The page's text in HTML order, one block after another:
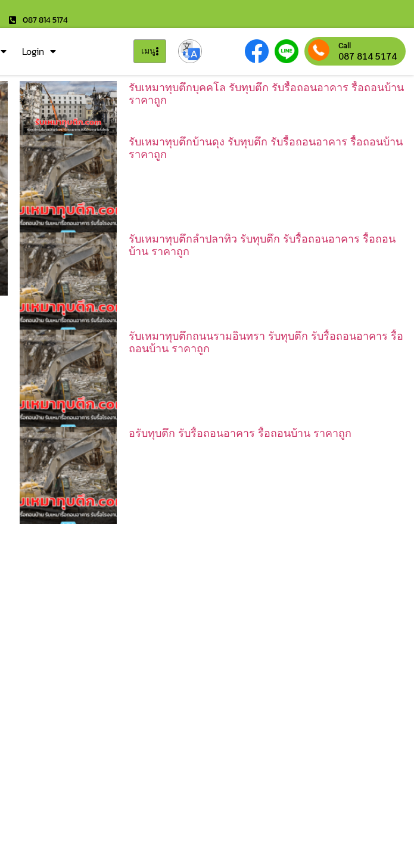
087 814 5174
Login เมนู Call
087 814 5174
รับเหมาทุบตึกบุคคโล รับทุบตึก รับรื้อถอนอาคาร รื้อถอนบ้าน
ราคาถูก
รับเหมาทุบตึกบ้านดุง รับทุบตึก รับรื้อถอนอาคาร รื้อถอนบ้าน
ราคาถูก
รับเหมาทุบตึกลำปลาทิว รับทุบตึก รับรื้อถอนอาคาร รื้อถอน
บ้าน ราคาถูก
รับเหมาทุบตึกถนนรามอินทรา รับทุบตึก รับรื้อถอนอาคาร รื้อ
ถอนบ้าน ราคาถูก
อรับทุบตึก รับรื้อถอนอาคาร รื้อถอนบ้าน ราคาถูก